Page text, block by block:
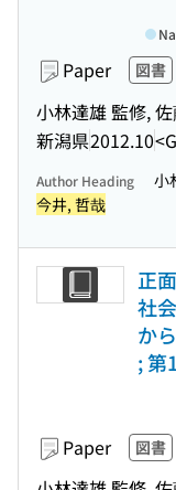
Paper 図書
小林達雄 監修,
新潟県2012.10
Author Heading
小
今井, 哲哉
正
社
か
; 第
Paper 図書